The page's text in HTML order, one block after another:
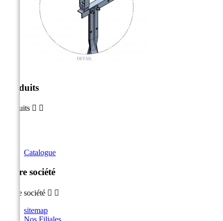
Produits
Produits  
Catalogue
Notre société
Notre société  
sitemap
Nos Filiales